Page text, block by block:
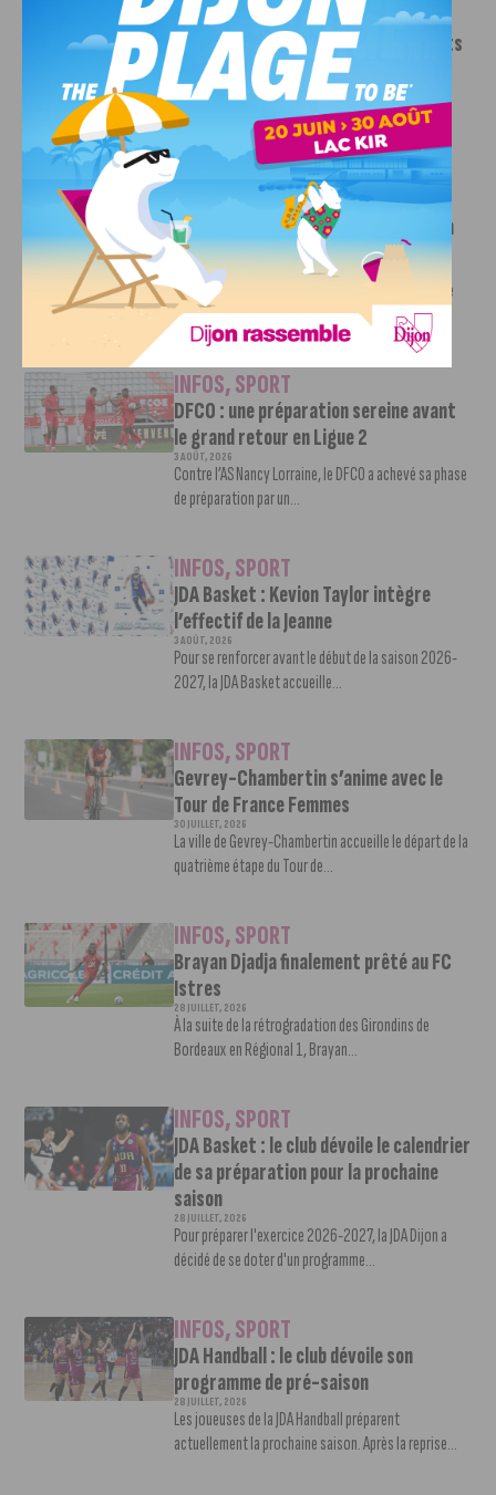
INFOS,SPORT
Le DFCO dévoile ses nouveaux maillots
pour la saison 2026-2027
6 AOÛT, 2026
Le club dijonnais a présenté ses nouveaux maillots
pour son retour en Ligue 2....
INFOS,SPORT
Faire le tour de la Côte-d’Or à vélo en
trois jours : le défi de Victor Bosoni
5 AOÛT, 2026
Le challenge que s’apprête à relever l’ultra-cycliste
Victor Bosoni est simple : parcourir 571...
INFOS,SPORT
DFCO : une préparation sereine avant
le grand retour en Ligue 2
3 AOÛT, 2026
Contre l’AS Nancy Lorraine, le DFCO a achevé sa phase
de préparation par un...
INFOS,SPORT
JDA Basket : Kevion Taylor intègre
l’effectif de la Jeanne
3 AOÛT, 2026
Pour se renforcer avant le début de la saison 2026-
2027, la JDA Basket accueille...
INFOS,SPORT
Gevrey-Chambertin s’anime avec le
Tour de France Femmes
30 JUILLET, 2026
La ville de Gevrey-Chambertin accueille le départ de la
quatrième étape du Tour de...
INFOS,SPORT
Brayan Djadja finalement prêté au FC
Istres
28 JUILLET, 2026
À la suite de la rétrogradation des Girondins de
Bordeaux en Régional 1, Brayan...
INFOS,SPORT
JDA Basket : le club dévoile le calendrier
de sa préparation pour la prochaine
saison
28 JUILLET, 2026
Pour préparer l'exercice 2026-2027, la JDA Dijon a
décidé de se doter d'un programme...
INFOS,SPORT
JDA Handball : le club dévoile son
programme de pré-saison
28 JUILLET, 2026
Les joueuses de la JDA Handball préparent
actuellement la prochaine saison. Après la reprise...